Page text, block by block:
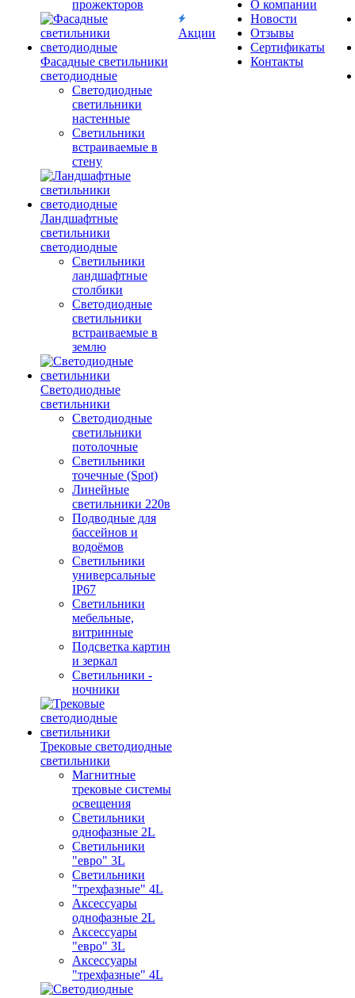
прожекторов
Фасадные светильники
светодиодные
Светодиодные
светильники
настенные
Светильники
встраиваемые в
стену
Ландшафтные
светильники
светодиодные
Светильники
ландшафтные
столбики
Светодиодные
светильники
встраиваемые в
землю
Светодиодные
светильники
Светодиодные
светильники
потолочные
Светильники
точечные (Spot)
Линейные
светильники 220в
Подводные для
бассейнов и
водоёмов
Светильники
универсальные
IP67
Светильники
мебельные,
витринные
Подсветка картин
и зеркал
Светильники -
ночники
Трековые светодиодные
светильники
Магнитные
трековые системы
освещения
Светильники
однофазные 2L
Светильники
"евро" 3L
Светильники
"трехфазные" 4L
Аксессуары
однофазные 2L
Аксессуары
"евро" 3L
Аксессуары
"трехфазные" 4L
Акции
О компании
Новости
Отзывы
Сертификаты
Контакты